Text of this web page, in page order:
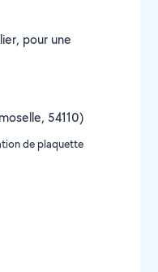
pour une
54110)
de plaquette